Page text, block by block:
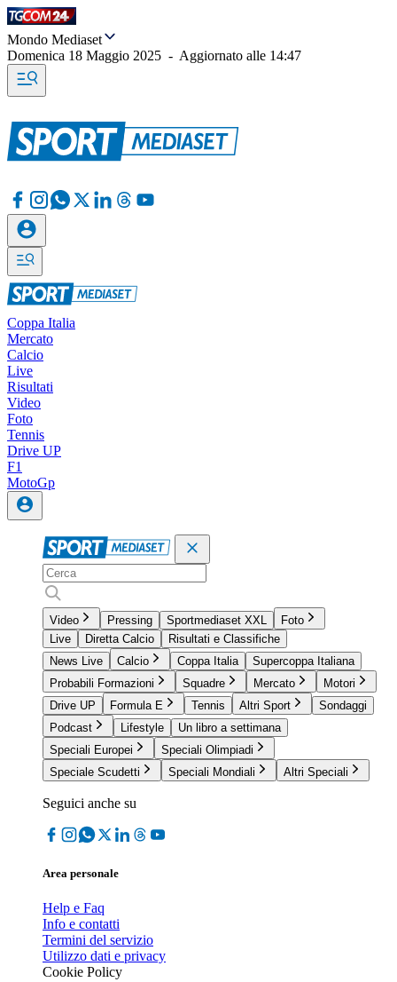
Mondo Mediaset
Domenica 18 Maggio 2025 - Aggiornato alle 14:47
Coppa Italia
Mercato
Calcio
Live
Risultati
Video
Foto
Tennis
Drive UP
F1
MotoGp
Video Pressing Sportmediaset XXL
Foto
Live
Diretta Calcio
Risultati e Classifiche
News Live
Calcio Coppa Italia
Supercoppa Italiana
Probabili Formazioni
Squadre Mercato
Motori
Drive UP
Formula E Tennis Altri Sport
Sondaggi
Podcast
Lifestyle
Un libro a settimana
Speciali Europei
Speciali Olimpiadi
Speciale Scudetti
Speciali Mondiali Altri Speciali
Seguici anche su
Area personale
Help e Faq
Info e contatti
Termini del servizio
Utilizzo dati e privacy
Cookie Policy